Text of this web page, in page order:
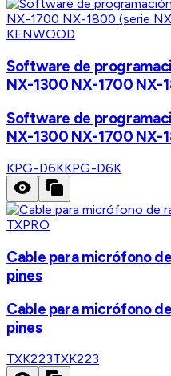
KENWOOD
Software de
NX-1300 NX-1700 NX-
Software de
NX-1300 NX-1700 NX-
KPG-D6KKPG-D6K
TXPRO
Cable para micrófono
pines
Cable para micrófono
pines
TXK223TXK223